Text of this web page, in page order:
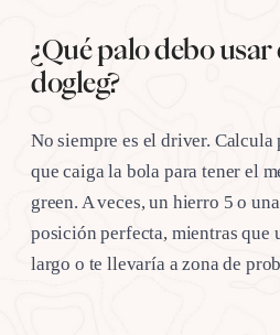
¿Qué palo debo usar
dogleg?
No siempre es el driver.
que caiga la bola para tener el
green. A veces, un hierro 5 o
posición perfecta, mientras que
largo o te llevaría a zona de